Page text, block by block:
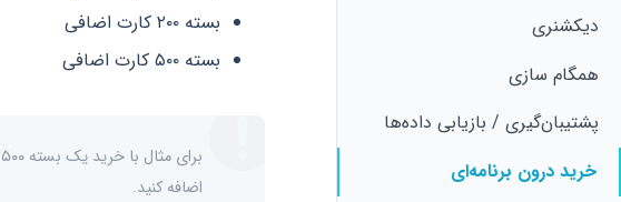
دیکشنری
همگام سازی
پشتیبان‌گیری / بازیابی داده‌ها
خرید درون برنامه‌ای
بسته ۲۰۰ کارت اضافی
بسته ۵۰۰ کارت اضافی
اضافه کنید.